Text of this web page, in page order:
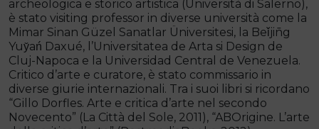
archeologica e storico artistica (Università di Salerno),
è stato visiting professor in diverse università come la
Mimar Sinan Güzel Sanatlar Üniversitesi, la Beǐjin̄g
Yuy̌ań Daxué, l’Universitatea de Arta si Design de
Cluj-Napoca e la Universidad Central de Venezuela.
Critico d’arte e curatore, è stato commissario in
diverse giurie internazionali. Tra i suoi libri si ricordano
“Gillo Dorfles. Arte e critica d’arte nel secondo
Novecento” (La Città del Sole, 2011), “ABOrigine. L’arte